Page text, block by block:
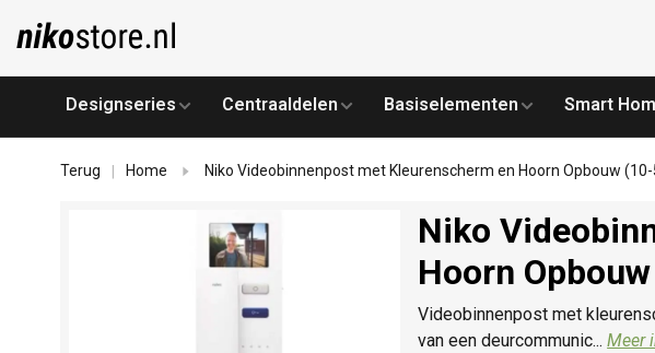
Designseries Centraaldelen Basiselementen Smart
Terug Home Niko Videobinnenpost met Kleurenscherm en Hoorn Opbouw
Niko
Hoorn
Videobinnenpost met
van een deurcommunic...Meer